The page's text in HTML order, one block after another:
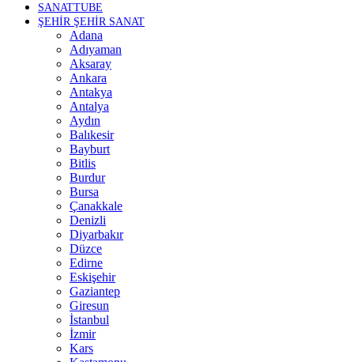
SANATTUBE
ŞEHİR ŞEHİR SANAT
Adana
Adıyaman
Aksaray
Ankara
Antakya
Antalya
Aydın
Balıkesir
Bayburt
Bitlis
Burdur
Bursa
Çanakkale
Denizli
Diyarbakır
Düzce
Edirne
Eskişehir
Gaziantep
Giresun
İstanbul
İzmir
Kars